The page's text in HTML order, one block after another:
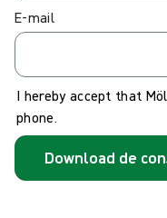
E-mail
I hereby accept that
phone.
Download de